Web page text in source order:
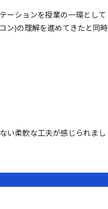
ーションを授業の一環として
ン)の理解を進めてきたと同時
い柔軟な工夫が感じられまし